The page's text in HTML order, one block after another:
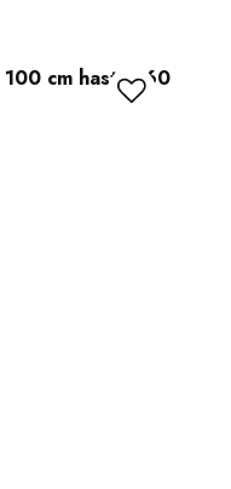
cm hasta 160